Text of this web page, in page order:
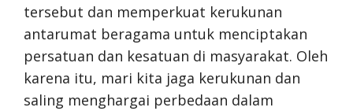
tersebut dan memperkuat kerukunan
antarumat beragama untuk menciptakan
persatuan dan kesatuan di masyarakat. Oleh
karena itu, mari kita jaga kerukunan dan
saling menghargai perbedaan dalam